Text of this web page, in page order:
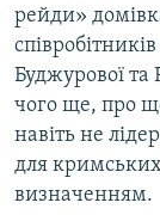
рейди»
Буджурової та
чого ще, про
навіть не
для
визначенням.